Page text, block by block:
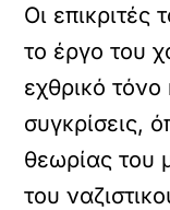
Οι επικριτές
το έργο του
εχθρικό τόνο
συγκρίσεις,
θεωρίας του
του